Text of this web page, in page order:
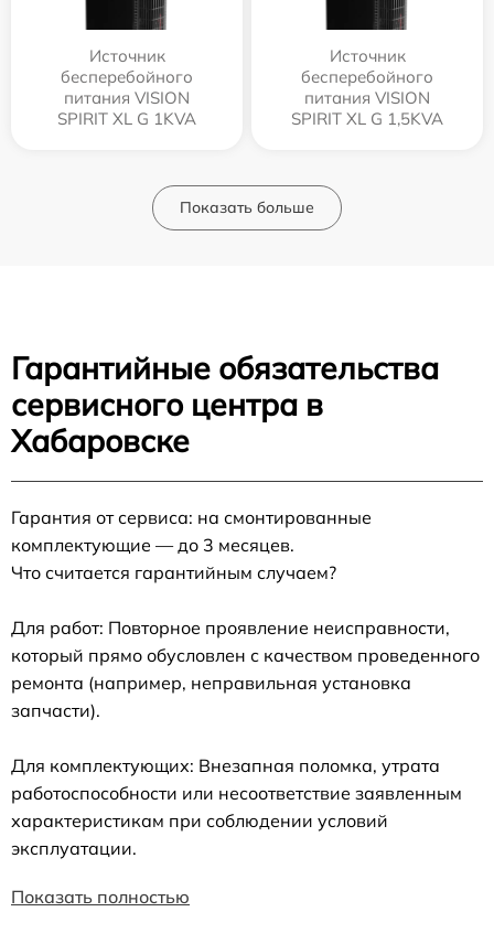
Источник
бесперебойного
питания VISION
SPIRIT XL G 1KVA
Источник
бесперебойного
питания VISION
SPIRIT XL G 1,5KVA
Показать больше
Гарантийные обязательства
сервисного центра в
Хабаровске
Гарантия от сервиса: на смонтированные
комплектующие — до 3 месяцев.
Что считается гарантийным случаем?
Для работ: Повторное проявление неисправности,
который прямо обусловлен с качеством проведенного
ремонта (например, неправильная установка
запчасти).
Для комплектующих: Внезапная поломка, утрата
работоспособности или несоответствие заявленным
характеристикам при соблюдении условий
эксплуатации.
Показать полностью